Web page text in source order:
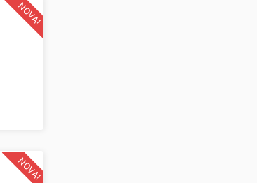
NOVA!
NOVA!